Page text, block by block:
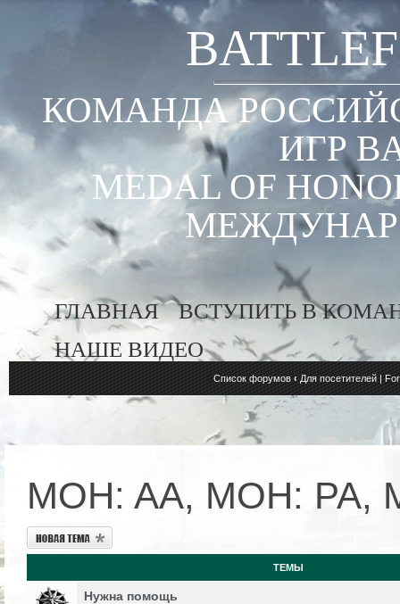
КОМАНДА
ИГР
MEDAL OF
ГЛАВНАЯ
ВСТУПИТЬ В
НАШЕ ВИДЕО
Список форумов ‹ Для посетителей |
MOH: AA, MOH: PA,
Новая тема
ТЕМЫ
Нужна помощь